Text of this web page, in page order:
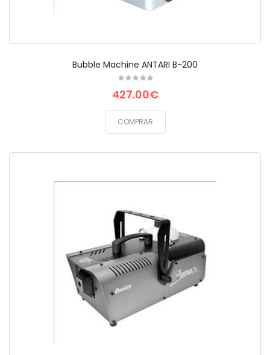
Bubble Machine ANTARI B-200
427.00€
COMPRAR